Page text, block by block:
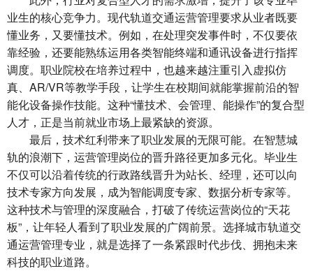
业生的核心竞争力。现代轨道交通运营管理要求从业者既要
懂业务，又要懂技术。例如，在处理突发事件时，不仅要依
靠经验，还要能熟练运用各类智能终端和通讯设备进行指挥
调度。职业院校在培养过程中，也越来越注重引入虚拟仿
真、AR/VR等教学手段，让学生在校期间就能掌握前沿的智
能化设备操作技能。这种“懂技术、会管理、能操作”的复合型
人才，正是当前就业市场上最紧缺的资源。
最后，技术红利带来了职业发展的无限可能。 在智慧城
轨的浪潮下，运营管理岗位的晋升路径更加多元化。毕业生
不仅可以沿着传统的行政路线晋升为站长、经理，还可以向
技术专家方向发展，成为智能调度专家、数据分析专家等。
这种技术与管理的深度融合，打破了传统运营岗位的“天花
板”，让年轻人看到了职业发展的广阔前景。选择城市轨道交
通运营管理专业，就是选择了一条紧跟时代步伐、拥抱未来
科技的职业道路。